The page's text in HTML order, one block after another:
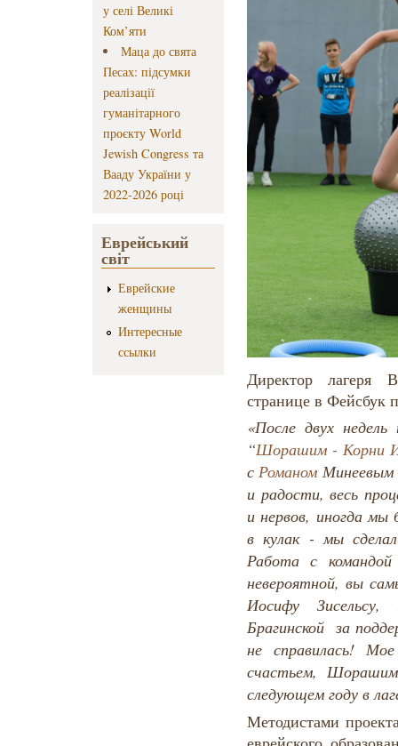
у селі Великі
Ком’яти
Маца до свята
Песах: підсумки
реалізації
гуманітарного
проєкту World
Jewish Congress та
Вааду України у
2022-2026 році
Еврейський
світ
Еврейские
женщины
Интересные
ссылки
Директор лагеря
странице в Фейсбук
«После двух
“Шорашим - Корни И
сРоманом Минеевым
и радости, весь
и нервов, иногда мы
в кулак - мы
Работа с
невероятной, вы
Иосифу
Брагинской за
не справилась!
счастьем,
следующем году в
Методистами